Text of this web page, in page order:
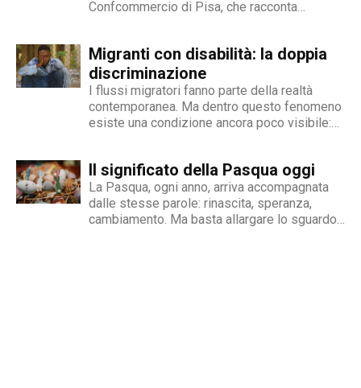
curiosità. L’immancabile sete di verità lo
checking in campo giornalistico e come capo
redattore del nostro magazine online.
Confcommercio di Pisa, che racconta
persone con disabilità in Italia. Una madre e
un padre hanno deciso...
Migranti con disabilità: la doppia
discriminazione
I flussi migratori fanno parte della realtà
contemporanea. Ma dentro questo fenomeno
esiste una condizione ancora poco visibile:
traduce in discriminazione intersezionale.
Perché il fenomeno esiste Le cause sono
diverse e spesso...
Il significato della Pasqua oggi
La Pasqua, ogni anno, arriva accompagnata
dalle stesse parole: rinascita, speranza,
cambiamento. Ma basta allargare lo sguardo